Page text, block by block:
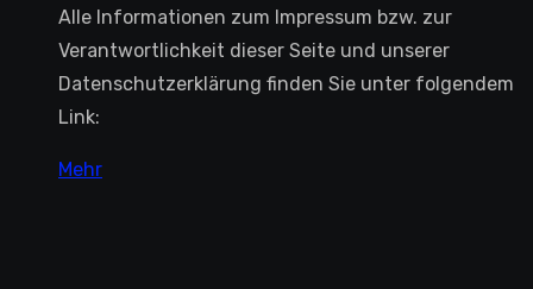
Alle Informationen zum Impressum bzw. zur
Verantwortlichkeit dieser Seite und unserer
Datenschutzerklärung finden Sie unter folgendem
Link:
Mehr